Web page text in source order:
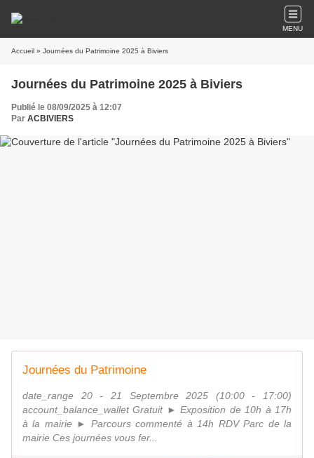
MENU
Accueil » Journées du Patrimoine 2025 à Biviers
Journées du Patrimoine 2025 à Biviers
Publié le 08/09/2025 à 12:07
Par ACBIVIERS
Journées du Patrimoine
date_range 20 - 21 Septembre 2025 (10:00 - 17:00)
account_balance_wallet Gratuit ► Exposition de 10h à 17h
à la mairie ► Parcours commenté à 14h RDV Parc de la
mairie Ces journées vous fer...